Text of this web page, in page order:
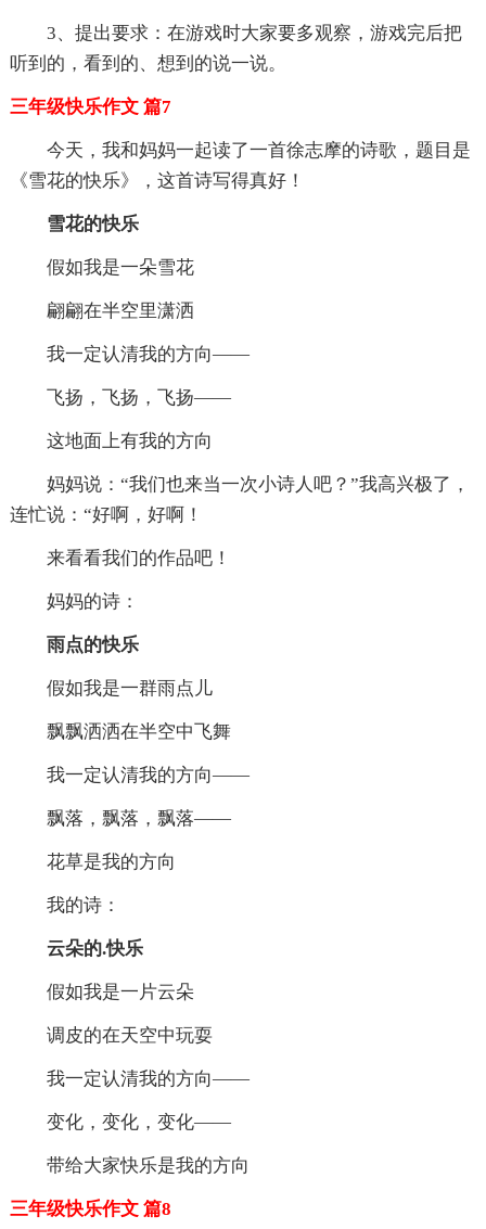
3、提出要求：在游戏时大家要多观察，游戏完后把
听到的，看到的、想到的说一说。
三年级快乐作文 篇7
今天，我和妈妈一起读了一首徐志摩的诗歌，题目是
《雪花的快乐》，这首诗写得真好！
雪花的快乐
假如我是一朵雪花
翩翩在半空里潇洒
我一定认清我的方向——
飞扬，飞扬，飞扬——
这地面上有我的方向
妈妈说：“我们也来当一次小诗人吧？”我高兴极了，
连忙说：“好啊，好啊！
来看看我们的作品吧！
妈妈的诗：
雨点的快乐
假如我是一群雨点儿
飘飘洒洒在半空中飞舞
我一定认清我的方向——
飘落，飘落，飘落——
花草是我的方向
我的诗：
云朵的.快乐
假如我是一片云朵
调皮的在天空中玩耍
我一定认清我的方向——
变化，变化，变化——
带给大家快乐是我的方向
三年级快乐作文 篇8